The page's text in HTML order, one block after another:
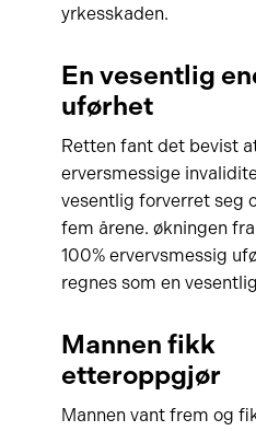
yrkesskaden.
En vesentlig
uførhet
Retten fant det bevist
erversmessige
vesentlig forverret seg
fem årene. økningen
100% ervervsmessig
regnes som en
Mannen fikk
etteroppgjør
Mannen vant frem og